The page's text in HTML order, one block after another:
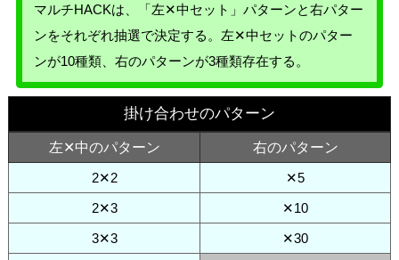
マルチHACKは、「左✕中セット」パターンと右パター
ンをそれぞれ抽選で決定する。左✕中セットのパター
ンが10種類、右のパターンが3種類存在する。
掛け合わせのパターン
左✕中のパターン 右のパターン
2✕2
✕5
2✕3
✕10
3✕3
✕30